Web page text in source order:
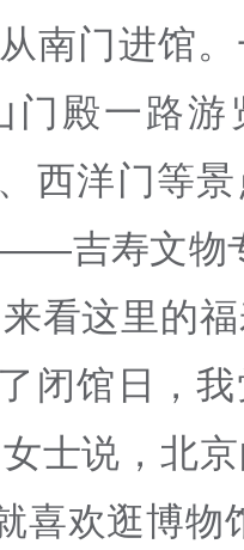
南门进馆
门殿一路游
西洋门等
吉寿文物
看这里的
闭馆日，
士说，北
喜欢逛博物